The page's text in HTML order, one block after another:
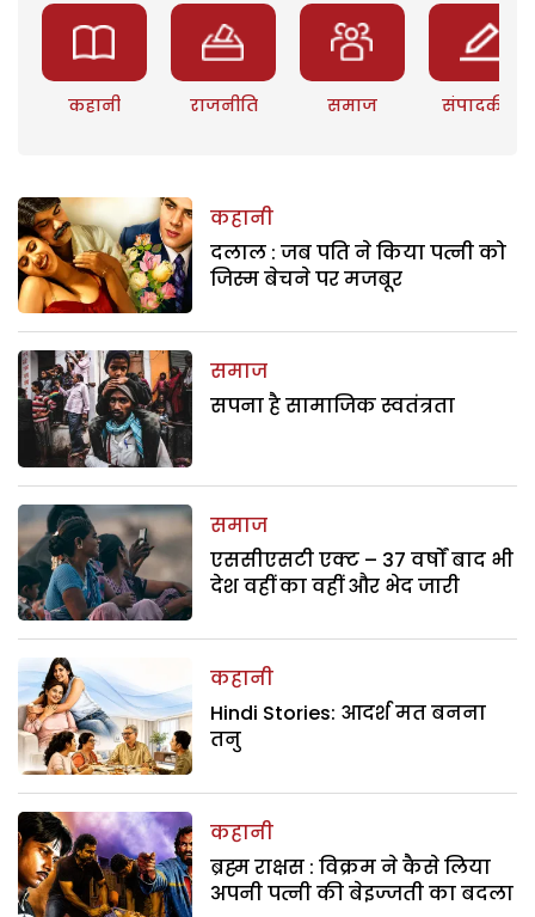
कहानी राजनीति समाज संपादकीय
कहानी
दलाल : जब पति ने किया पत्नी को
जिस्म बेचने पर मजबूर
समाज
सपना है सामाजिक स्वतंत्रता
समाज
एससीएसटी एक्ट – 37 वर्षों बाद भी
देश वहीं का वहीं और भेद जारी
कहानी
Hindi Stories: आदर्श मत बनना
तनु
कहानी
ब्रह्म राक्षस : विक्रम ने कैसे लिया
अपनी पत्नी की बेइज्जती का बदला